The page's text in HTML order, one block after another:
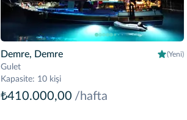
Demre, Demre (Yeni)
Gulet
Kapasite: 10 kişi
₺410.000,00 /hafta